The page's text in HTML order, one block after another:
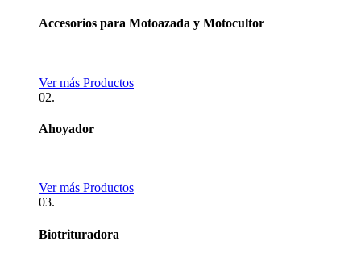
Accesorios para Motoazada y Motocultor
Ver más Productos
02.
Ahoyador
Ver más Productos
03.
Biotrituradora